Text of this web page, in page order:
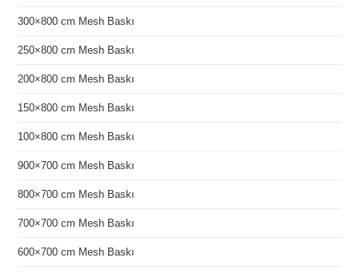
300×800 cm Mesh Baskı
250×800 cm Mesh Baskı
200×800 cm Mesh Baskı
150×800 cm Mesh Baskı
100×800 cm Mesh Baskı
900×700 cm Mesh Baskı
800×700 cm Mesh Baskı
700×700 cm Mesh Baskı
600×700 cm Mesh Baskı